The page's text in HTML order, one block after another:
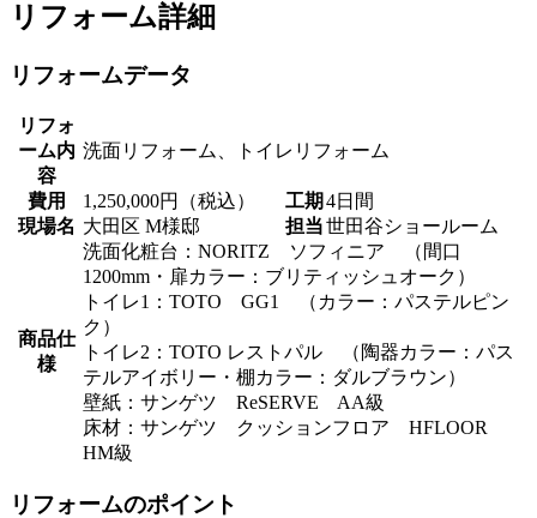
リフォーム詳細
リフォームデータ
リフォ
ーム内
容
洗面リフォーム、トイレリフォーム
費用 1,250,000円（税込） 工期 4日間
現場名 大田区 M様邸 担当世田谷ショールーム
商品仕
様
洗面化粧台：NORITZ ソフィニア （間口
1200mm・扉カラー：ブリティッシュオーク）
トイレ1：TOTO GG1 （カラー：パステルピン
ク）
トイレ2：TOTO レストパル （陶器カラー：パス
テルアイボリー・棚カラー：ダルブラウン）
壁紙：サンゲツ ReSERVE AA級
床材：サンゲツ クッションフロア HFLOOR
HM級
リフォームのポイント